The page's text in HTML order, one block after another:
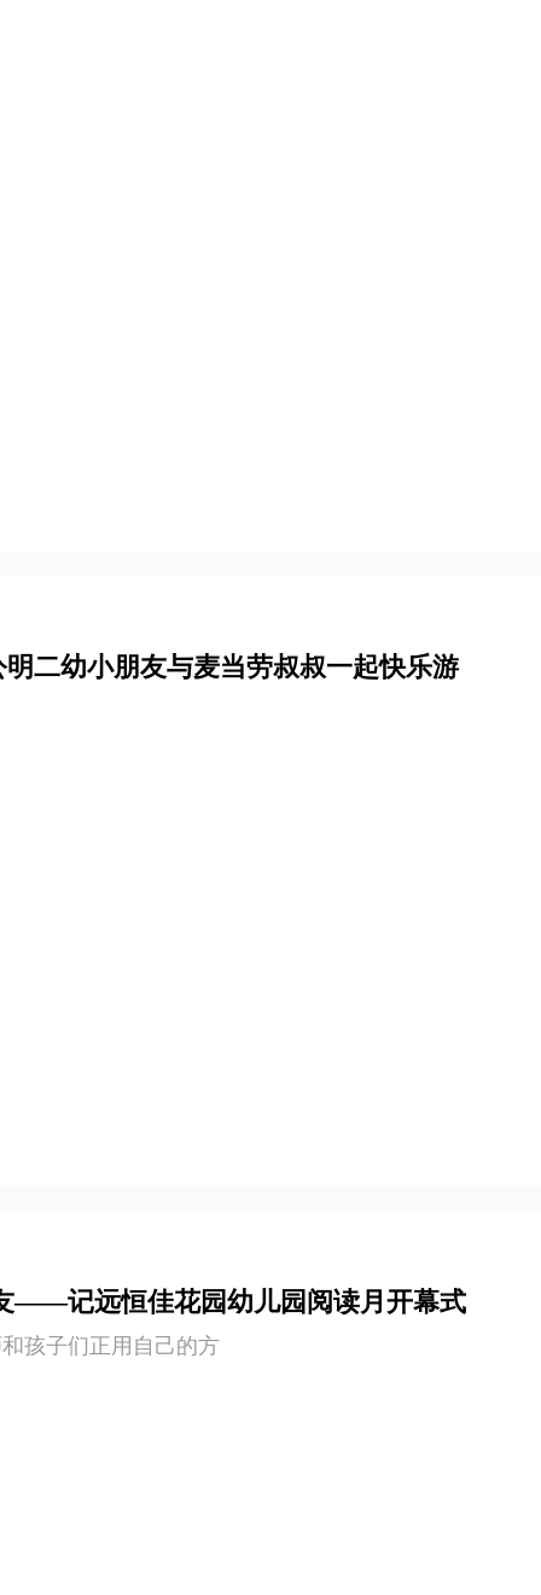
二幼小朋友与麦当劳叔叔一起快乐游
——记远恒佳花园幼儿园阅读月开幕式
孩子们正用自己的方